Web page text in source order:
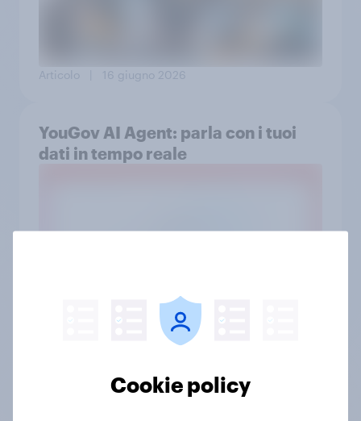
Articolo | 16 giugno 2026
YouGov AI Agent: parla con i tuoi
dati in tempo reale
Foot Locker: Retail Brand Mover di
Cookie policy